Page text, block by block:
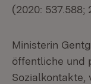
(2020: 537.588;
Ministerin
öffentliche und
Sozialkontakte,